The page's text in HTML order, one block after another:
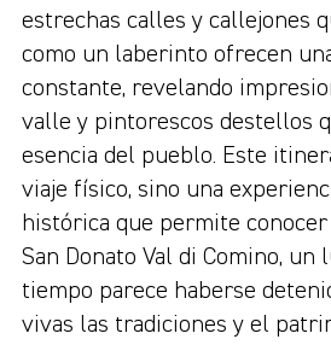
estrechas calles y callejones
como un laberinto ofrecen
constante, revelando
valle y pintorescos destellos
esencia del pueblo. Este
viaje físico, sino una
histórica que permite
San Donato Val di Comino, un
tiempo parece haberse
vivas las tradiciones y el